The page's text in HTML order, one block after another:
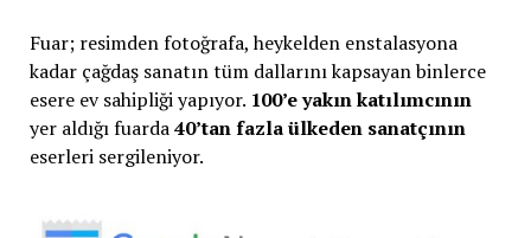
Fuar; resimden fotoğrafa, heykelden enstalasyona
kadar çağdaş sanatın tüm dallarını kapsayan binlerce
esere ev sahipliği yapıyor. 100’e yakın katılımcının
yer aldığı fuarda40’tan fazla ülkeden sanatçının
eserleri sergileniyor.